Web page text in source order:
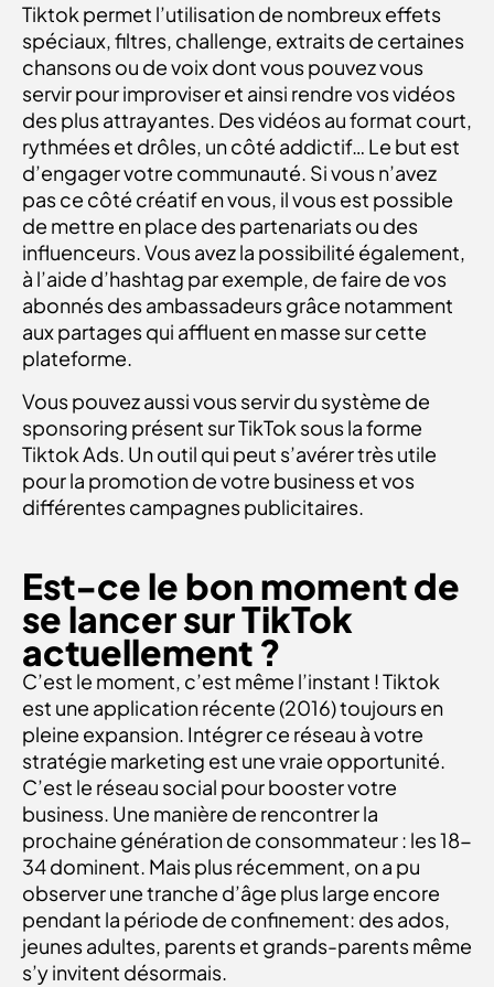
Tiktok permet l’utilisation de nombreux effets
spéciaux, filtres, challenge, extraits de certaines
chansons ou de voix dont vous pouvez vous
servir pour improviser et ainsi rendre vos vidéos
des plus attrayantes. Des vidéos au format court,
rythmées et drôles, un côté addictif… Le but est
d’engager votre communauté. Si vous n’avez
pas ce côté créatif en vous, il vous est possible
de mettre en place des partenariats ou des
influenceurs. Vous avez la possibilité également,
à l’aide d’hashtag par exemple, de faire de vos
abonnés des ambassadeurs grâce notamment
aux partages qui affluent en masse sur cette
plateforme.
Vous pouvez aussi vous servir du système de
sponsoring présent sur TikTok sous la forme
Tiktok Ads. Un outil qui peut s’avérer très utile
pour la promotion de votre business et vos
différentes campagnes publicitaires.
Est-ce le bon moment de
se lancer sur TikTok
actuellement ?
C’est le moment, c’est même l’instant ! Tiktok
est une application récente (2016) toujours en
pleine expansion. Intégrer ce réseau à votre
stratégie marketing est une vraie opportunité.
C’est le réseau social pour booster votre
business. Une manière de rencontrer la
prochaine génération de consommateur : les 18-
34 dominent. Mais plus récemment, on a pu
observer une tranche d’âge plus large encore
pendant la période de confinement: des ados,
jeunes adultes, parents et grands-parents même
s’y invitent désormais.